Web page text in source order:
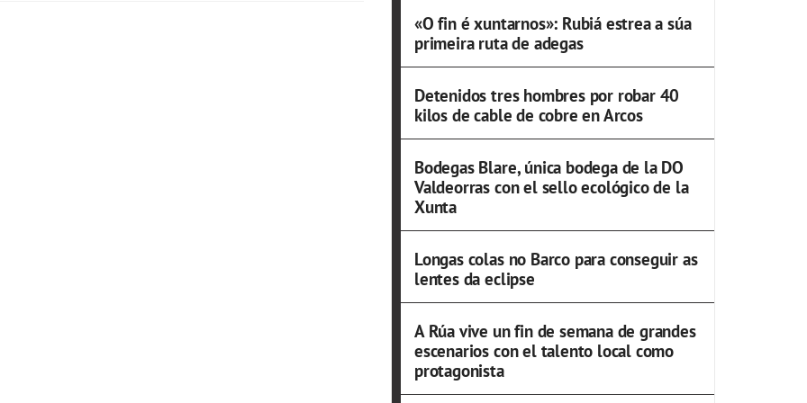
«O fin é xuntarnos»: Rubiá estrea a súa
primeira ruta de adegas
Detenidos tres hombres por robar 40
kilos de cable de cobre en Arcos
Bodegas Blare, única bodega de la DO
Valdeorras con el sello ecológico de la
Xunta
Longas colas no Barco para conseguir as
lentes da eclipse
A Rúa vive un fin de semana de grandes
escenarios con el talento local como
protagonista